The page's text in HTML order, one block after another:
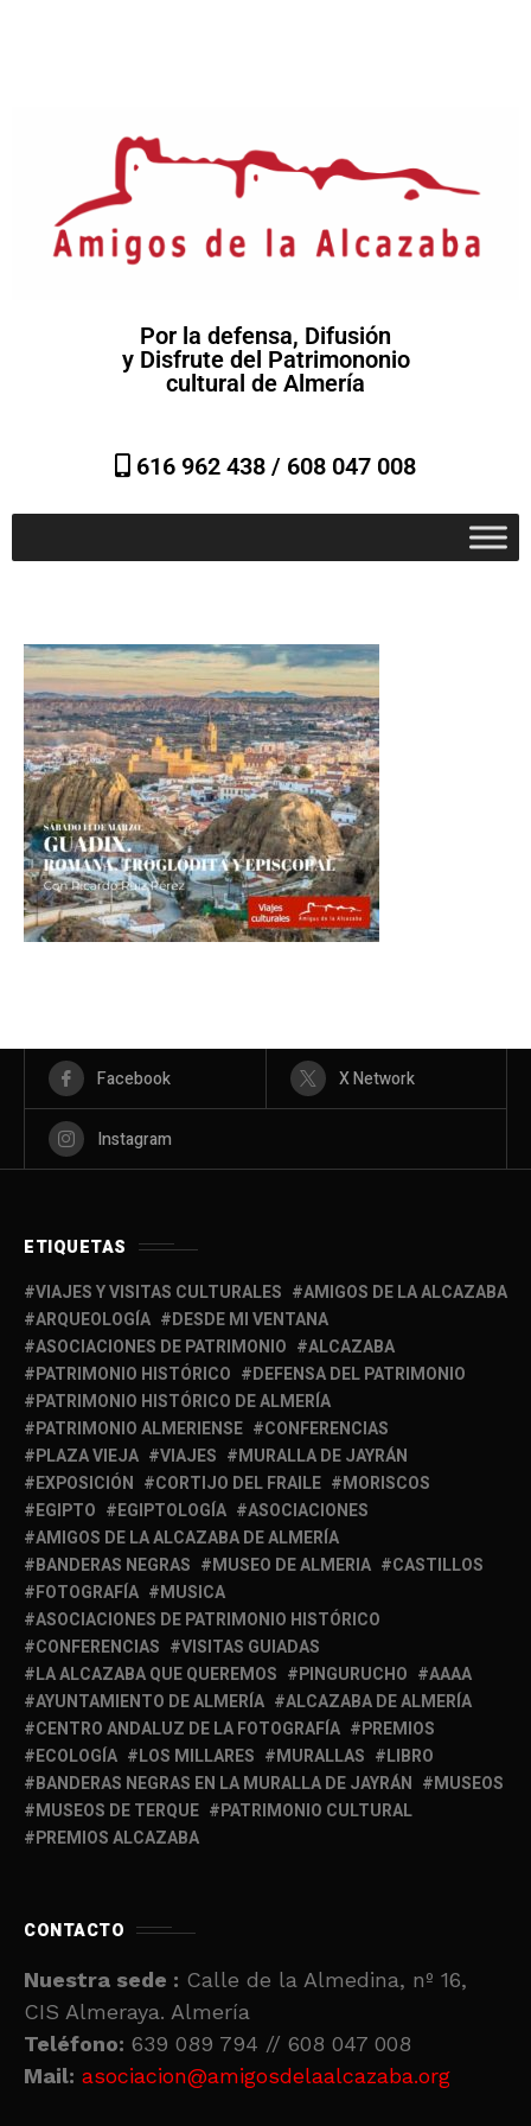
Por la defensa, Difusión
y Disfrute del Patrimononio
cultural de Almería
616 962 438 / 608 047 008
Facebook X Network
Instagram
ETIQUETAS
VIAJES Y VISITAS CULTURALES
AMIGOS DE LA ALCAZABA
ARQUEOLOGÍA
DESDE MI VENTANA
ASOCIACIONES DE PATRIMONIO
ALCAZABA
PATRIMONIO HISTÓRICO
DEFENSA DEL PATRIMONIO
PATRIMONIO HISTÓRICO DE ALMERÍA
PATRIMONIO ALMERIENSE
CONFERENCIAS
PLAZA VIEJA
VIAJES
MURALLA DE JAYRÁN
EXPOSICIÓN
CORTIJO DEL FRAILE
MORISCOS
EGIPTO
EGIPTOLOGÍA
ASOCIACIONES
AMIGOS DE LA ALCAZABA DE ALMERÍA
BANDERAS NEGRAS
MUSEO DE ALMERIA
CASTILLOS
FOTOGRAFÍA
MUSICA
ASOCIACIONES DE PATRIMONIO HISTÓRICO
CONFERENCIAS
VISITAS GUIADAS
LA ALCAZABA QUE QUEREMOS
PINGURUCHO
AAAA
AYUNTAMIENTO DE ALMERÍA
ALCAZABA DE ALMERÍA
CENTRO ANDALUZ DE LA FOTOGRAFÍA
PREMIOS
ECOLOGÍA
LOS MILLARES MURALLAS
LIBRO
BANDERAS NEGRAS EN LA MURALLA DE JAYRÁN
MUSEOS
MUSEOS DE TERQUE
PATRIMONIO CULTURAL
PREMIOS ALCAZABA
CONTACTO
Nuestra sede : Calle de la Almedina, nº 16,
CIS Almeraya. Almería
Teléfono: 639 089 794 // 608 047 008
Mail: asociacion@amigosdelaalcazaba.org